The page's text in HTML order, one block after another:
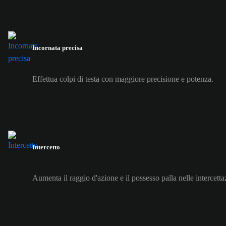
Incornata precisa
Effettua colpi di testa con maggiore precisione e potenza.
Intercetto
Aumenta il raggio d'azione e il possesso palla nelle